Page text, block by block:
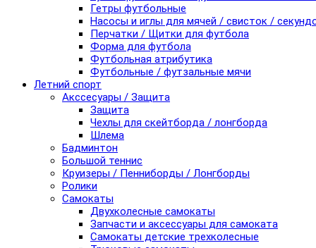
Гетры футбольные
Насосы и иглы для мячей / свисток /
Перчатки / Щитки для футбола
Форма для футбола
Футбольная атрибутика
Футбольные / футзальные мячи
Летний спорт
Акссесуары / Защита
Защита
Чехлы для скейтборда / лонгборда
Шлема
Бадминтон
Большой теннис
Круизеры / Пенниборды / Лонгборды
Ролики
Самокаты
Двухколесные самокаты
Запчасти и аксессуары для самоката
Самокаты детские трехколесные